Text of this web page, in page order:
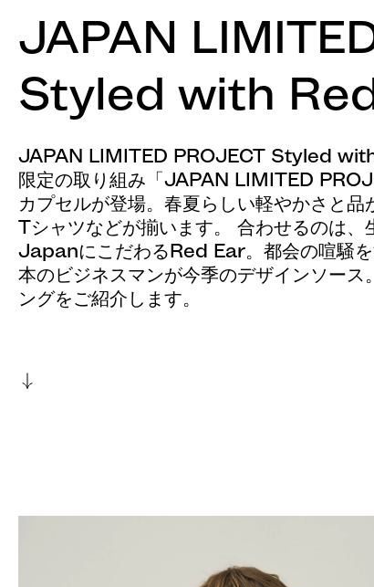
JAPAN
Styled with
JAPAN LIMITED PROJECT Styled
限定の取り組み「⁠JAPAN LIMITED
カプセルが登場。春夏らしい軽やかさと品
Tシャツなどが揃います。 合わせるのは
Japanにこだわる⁠Red Ear。都会の喧騒を
本のビジネスマンが今季のデザインソー
ングをご紹介します。